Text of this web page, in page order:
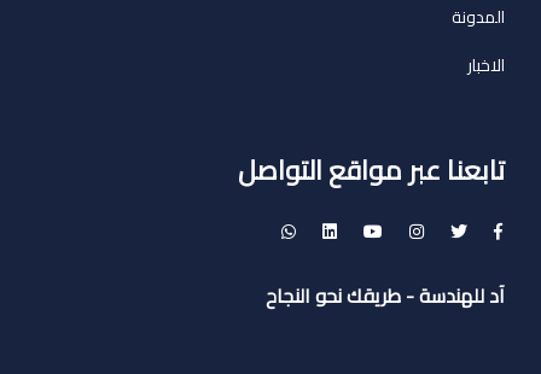
المدونة
الاخبار
تابعنا عبر مواقع التواصل
آد للهندسة - طريقك نحو النجاح